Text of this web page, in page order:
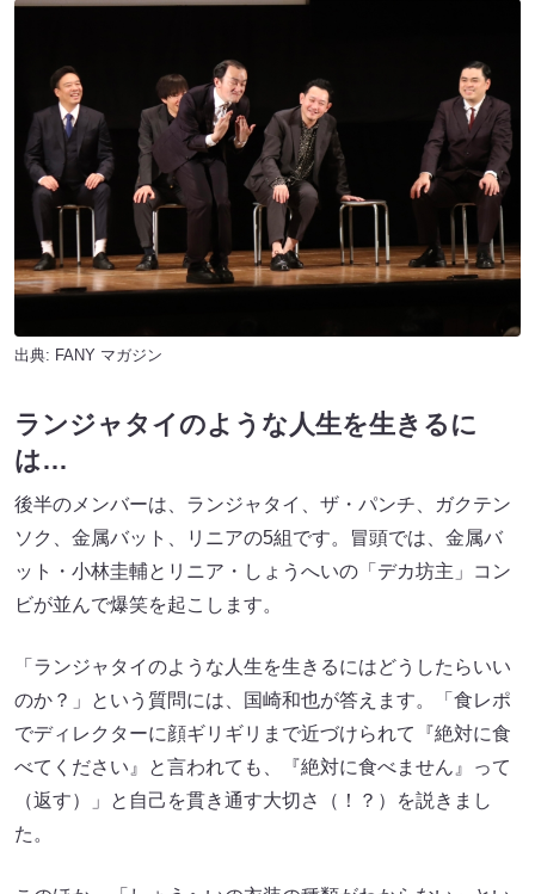
出典: FANY マガジン
ランジャタイのような人生を生きるに
は…
後半のメンバーは、ランジャタイ、ザ・パンチ、ガクテン
ソク、金属バット、リニアの5組です。冒頭では、金属バ
ット・小林圭輔とリニア・しょうへいの「デカ坊主」コン
ビが並んで爆笑を起こします。
「ランジャタイのような人生を生きるにはどうしたらいい
のか？」という質問には、国崎和也が答えます。「食レポ
でディレクターに顔ギリギリまで近づけられて『絶対に食
べてください』と言われても、『絶対に食べません』って
（返す）」と自己を貫き通す大切さ（！？）を説きまし
た。